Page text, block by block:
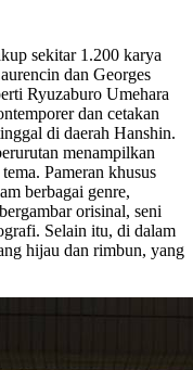
sekitar 1.200 karya
dan Georges
Ryuzaburo Umehara
dan cetakan
di daerah Hanshin.
menampilkan
Pameran khusus
berbagai genre,
orisinal, seni
Selain itu, di dalam
hijau dan rimbun, yang